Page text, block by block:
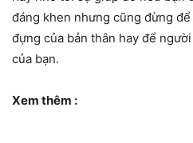
đáng khen nhưng cũng đừng
đựng của bản thân hay để
của bạn.
Xem thêm :